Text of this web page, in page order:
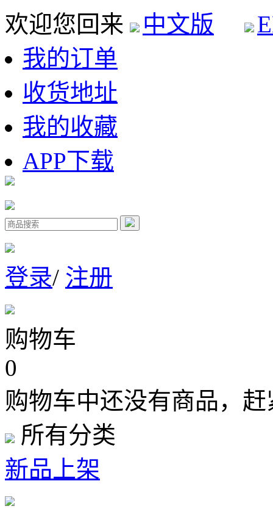
欢迎您回来 中文版
我的订单
收货地址
我的收藏
APP下载
登录/ 注册
购物车
0
购物车中还没有商品，
所有分类
新品上架